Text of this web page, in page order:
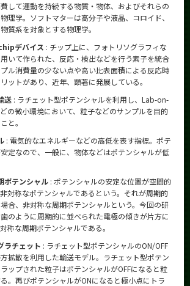
して運動を持続する物質・物体、およびそれらの
理学。ソフトマターは高分子や液晶、コロイド、
質系を対象とする物理学。
デバイス : チップ上に、フォトリソグラフィな
いて作られた、反応・検出などを行う素子を統合
ル消費量の少ない点や高い比表面積による反応時
ットがあり、近年、顕著に発展している。
送 : ラチェット型ポテンシャルを利用し、Lab-on-
の微小環境において、粒子などのサンプルを目的
と。
: 電気的なエネルギーなどの高低を表す指標。ポテ
定なので、一般に、物体などはポテンシャルが低
ポテンシャル : ポテンシャルの安定な位置が空間的
対称なポテンシャルであるという。それが周期的
合、非対称な周期ポテンシャルという。今回の研
のように周期的に並べられた電極の傾きが片方に
称な周期ポテンシャルである。
ラチェット : ラチェット型ポテンシャルのON/OFF
拡散を利用した輸送モデル。ラチェット型ポテン
ップされた粒子はポテンシャルがOFFになると粒
。再びポテンシャルがONになると極小点にトラ